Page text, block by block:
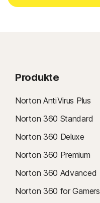
Produkte
Norton AntiVirus Plus
Norton 360 Standard
Norton 360 Deluxe
Norton 360 Premium
Norton 360 Advanced
Norton 360 for Gamers